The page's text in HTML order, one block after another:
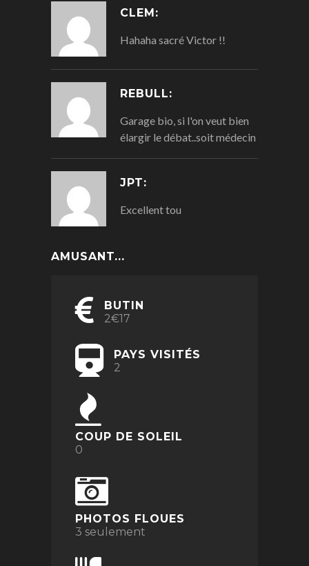
CLEM:
Hahaha sacré Victor !!
REBULL:
Garage bio, si l'on veut bien
élargir le débat..soit médecin
JPT:
Excellent tou
AMUSANT...
BUTIN
2€17
PAYS VISITÉS
2
COUP DE SOLEIL
0
PHOTOS FLOUES
3 seulement